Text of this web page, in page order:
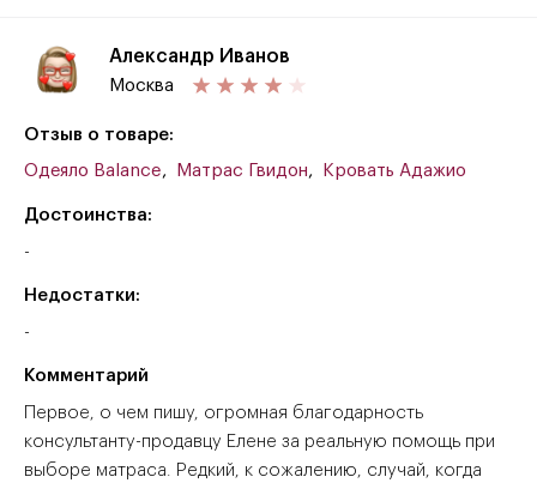
Александр Иванов
Москва
Отзыв о товаре:
Одеяло Balance, Матрас Гвидон, Кровать Адажио
Достоинства:
-
Недостатки:
-
Комментарий
Первое, о чем пишу, огромная благодарность
консультанту-продавцу Елене за реальную помощь при
выборе матраса. Редкий, к сожалению, случай, когда